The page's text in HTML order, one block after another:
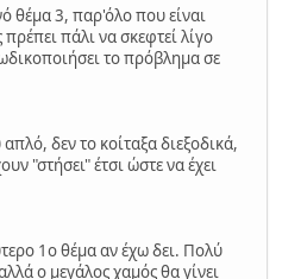
θέμα 3, παρ'όλο που είναι
πάλι να σκεφτεί λίγο
το πρόβλημα σε
δεν το κοίταξα διεξοδικά,
"στήσει" έτσι ώστε να έχει
1ο θέμα αν έχω δει. Πολύ
ο μεγάλος χαμός θα γίνει